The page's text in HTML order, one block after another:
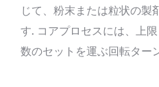
じて、粉末または粒状の製
す. コアプロセスには、上
数のセットを運ぶ回転ター